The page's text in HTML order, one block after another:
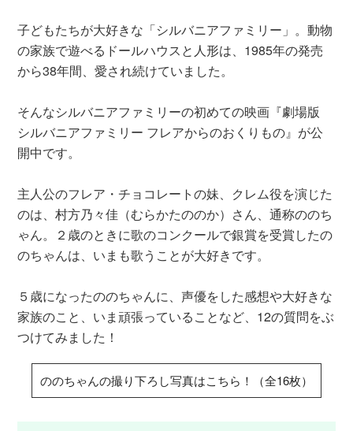
子どもたちが大好きな「シルバニアファミリー」。動物
の家族で遊べるドールハウスと人形は、1985年の発売
から38年間、愛され続けていました。
そんなシルバニアファミリーの初めての映画『劇場版
シルバニアファミリー フレアからのおくりもの』が公
開中です。
主人公のフレア・チョコレートの妹、クレム役を演じた
のは、村方乃々佳（むらかたののか）さん、通称ののち
ゃん。２歳のときに歌のコンクールで銀賞を受賞したの
のちゃんは、いまも歌うことが大好きです。
５歳になったののちゃんに、声優をした感想や大好きな
家族のこと、いま頑張っていることなど、12の質問をぶ
つけてみました！
ののちゃんの撮り下ろし写真はこちら！（全16枚）